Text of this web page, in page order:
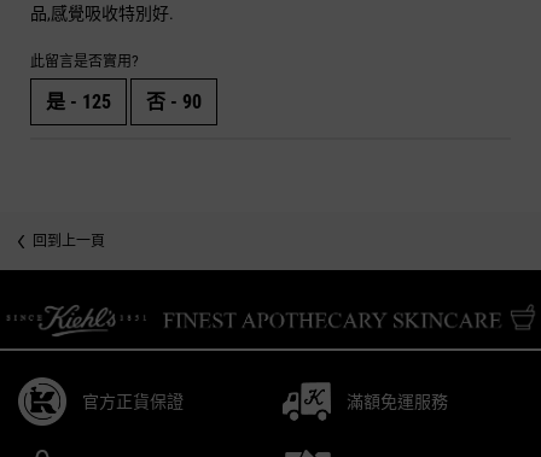
品,感覺吸收特別好.
此留言是否實用?
是 - 125 否 - 90
回到上一頁
官方正貨保證 滿額免運服務